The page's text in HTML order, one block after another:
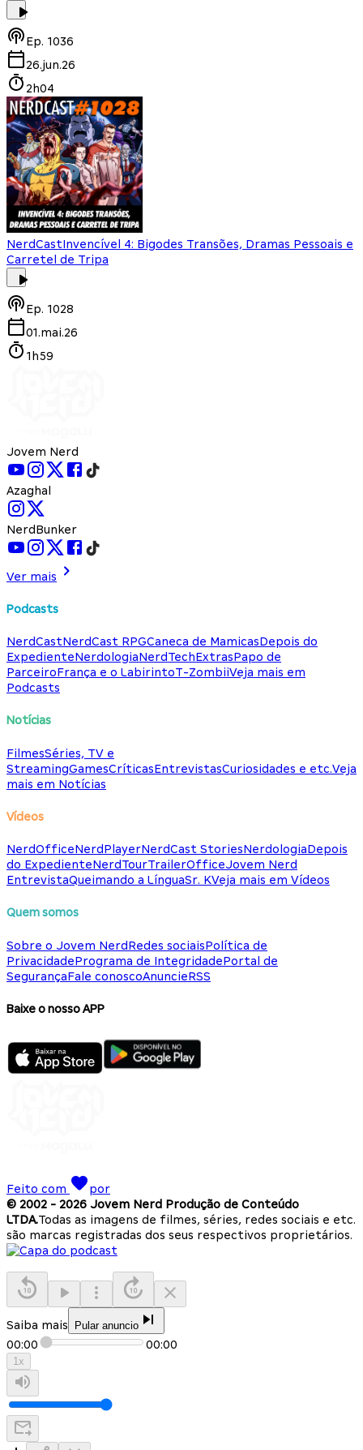
Ep. 1036
26.jun.26
2h04
NerdCastInvencível 4: Bigodes Transões, Dramas Pessoais e
Carretel de Tripa
Ep. 1028
01.mai.26
1h59
Jovem Nerd
Azaghal
NerdBunker
Ver mais
Podcasts
NerdCastNerdCast RPGCaneca de MamicasDepois do
ExpedienteNerdologiaNerdTechExtrasPapo de
ParceiroFrança e o LabirintoT-ZombiiVeja mais em
Podcasts
Notícias
FilmesSéries, TV e
StreamingGamesCríticasEntrevistasCuriosidades e etc.Veja
mais em Notícias
Vídeos
NerdOfficeNerdPlayerNerdCast StoriesNerdologiaDepois
do ExpedienteNerdTourTrailerOfficeJovem Nerd
EntrevistaQueimando a LínguaSr. KVeja mais em Vídeos
Quem somos
Sobre o Jovem NerdRedes sociaisPolítica de
PrivacidadePrograma de IntegridadePortal de
SegurançaFale conoscoAnuncieRSS
Baixe o nosso APP
Feito com
por
© 2002 - 2026 Jovem Nerd Produção de Conteúdo
LTDA.Todas as imagens de filmes, séries, redes sociais e etc.
são marcas registradas dos seus respectivos proprietários.
Saiba mais Pular anuncio
00:00 00:00
1x